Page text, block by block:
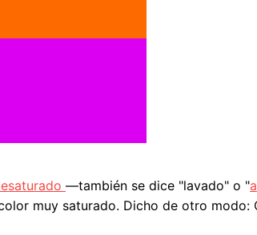
—también se dice "lavado" o "
muy saturado. Dicho de otro modo: